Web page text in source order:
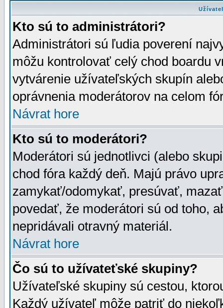
Kto sú to administrátori?
Administrátori sú ľudia poverení
môžu kontrolovať celý chod boardu
vytvárenie užívateľských skupín
oprávnenia moderátorov na celom
Návrat hore
Kto sú to moderátori?
Moderátori sú jednotlivci (alebo
chod fóra každý deň. Majú právo
zamykať/odomykať, presúvať,
povedať, že moderátori sú od toho,
nepridávali otravný materiál.
Návrat hore
Čo sú to užívateťské skupiny?
Užívateľské skupiny sú cestou,
Každý užívateľ môže patriť do